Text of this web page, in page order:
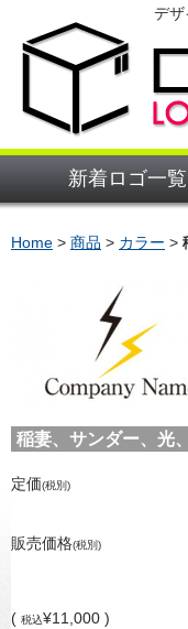
デザ
新着ロゴ一覧
Home > 商品 > カラー >
稲妻、サンダー、光
定価(税別)
販売価格(税別)
( 税込¥11,000 )